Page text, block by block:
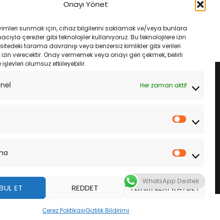
Onayı Yönet
sunmak için, cihaz bilgilerini saklamak ve/veya bunlara
çerezler gibi teknolojiler kullanıyoruz. Bu teknolojilere izin
tarama davranışı veya benzersiz kimlikler gibi verileri
verecektir. Onay vermemek veya onayı geri çekmek, belirli
işlevleri olumsuz etkileyebilir.
Her zaman aktif
İstatistik
ET REDDET TERCIHLERI KAYDET
Çerez PolitikasıGizlilik Bildirimi
fiyat:
₺4,600.00.
andaki
fiyat:
₺4,278.00.
Ön Lastik
fiyat:
₺4,600.00.
andaki
fiyat:
₺4,370.00.
SEPETE EKLE
DAHA FAZLA BILGI
WhatsApp Destek